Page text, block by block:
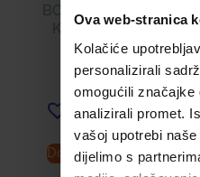
Ova web-stranica
Kolačiće
personalizirali
omogućili značajke
analizirali promet.
vašoj upotrebi
dijelimo s
BOULARDII (PHS)
KAPSULE Á 10
9,30€
Dodaj u listu želja
Dodaj u košaricu